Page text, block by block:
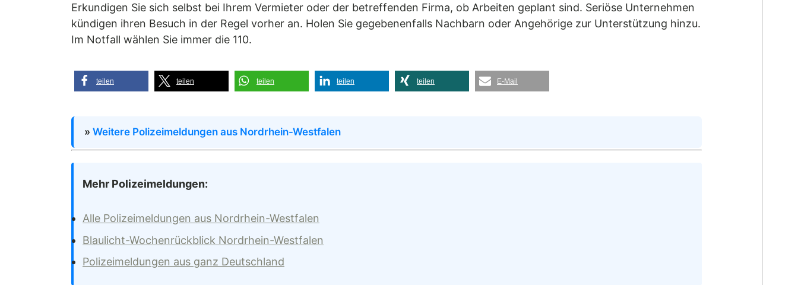
Erkundigen Sie sich selbst bei Ihrem Vermieter oder der betreffenden Firma, ob Arbeiten geplant sind. Seriöse Unternehmen
kündigen ihren Besuch in der Regel vorher an. Holen Sie gegebenenfalls Nachbarn oder Angehörige zur Unterstützung hinzu.
Im Notfall wählen Sie immer die 110.
teilen teilen teilen teilen teilen E-Mail
» Weitere Polizeimeldungen aus Nordrhein-Westfalen
Mehr Polizeimeldungen:
Alle Polizeimeldungen aus Nordrhein-Westfalen
Blaulicht-Wochenrückblick Nordrhein-Westfalen
Polizeimeldungen aus ganz Deutschland